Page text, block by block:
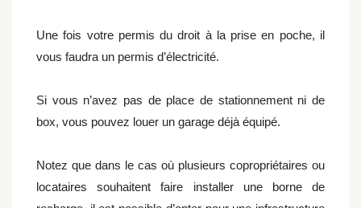
Une fois votre permis du droit à la prise en poche, il
vous faudra un permis d’électricité.
Si vous n’avez pas de place de stationnement ni de
box, vous pouvez louer un garage déjà équipé.
Notez que dans le cas où plusieurs copropriétaires ou
locataires souhaitent faire installer une borne de